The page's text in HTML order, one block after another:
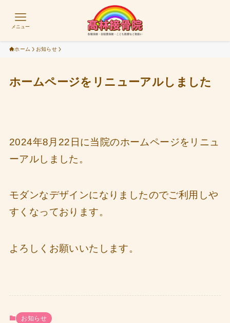
メニュー
ホーム お知らせ
ホームページをリニューアルしました
2024年8月22日に当院のホームページをリニュ
ーアルしました。
モダンなデザインになりましたのでご利用しや
すくなっております。
よろしくお願いいたします。
お知らせ